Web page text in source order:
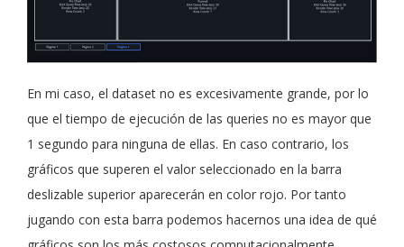
En mi caso, el dataset no es excesivamente grande, por lo
que el tiempo de ejecución de las queries no es mayor que
1 segundo para ninguna de ellas. En caso contrario, los
gráficos que superen el valor seleccionado en la barra
deslizable superior aparecerán en color rojo. Por tanto
jugando con esta barra podemos hacernos una idea de qué